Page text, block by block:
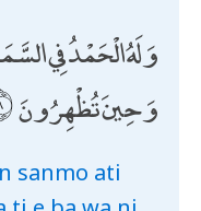
وَلَهُ الْحَمْدُ فِي
وَحِينَ تُظْهِرُونَ
sanmo ati